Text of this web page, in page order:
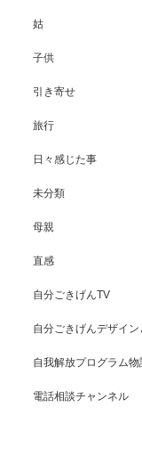
姑
子供
引き寄せ
旅行
日々感じた事
未分類
母親
直感
自分ごきげんTV
自分ごきげんデザイン
自我解放プログラム物
電話相談チャンネル